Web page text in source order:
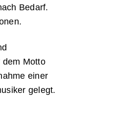
Bedarf.
dem Motto
einer
gelegt.